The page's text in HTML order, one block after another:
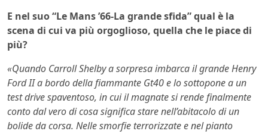
E nel suo “Le Mans ’66-La grande sfida” qual è la
scena di cui va più orgoglioso, quella che le piace di
più?
«Quando Carroll Shelby a sorpresa imbarca il grande Henry
Ford II a bordo della fiammante Gt40 e lo sottopone a un
test drive spaventoso, in cui il magnate si rende finalmente
conto dal vero di cosa significa stare nell’abitacolo di un
bolide da corsa. Nelle smorfie terrorizzate e nel pianto